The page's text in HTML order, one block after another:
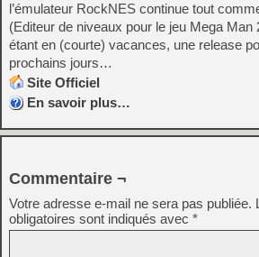
l’émulateur RockNES continue tout
(Editeur de niveaux pour le jeu Mega
étant en (courte) vacances, une release
prochains jours…
Site Officiel
En savoir plus…
Commentaire ¬
Votre adresse e-mail ne sera pas publiée.
obligatoires sont indiqués avec *